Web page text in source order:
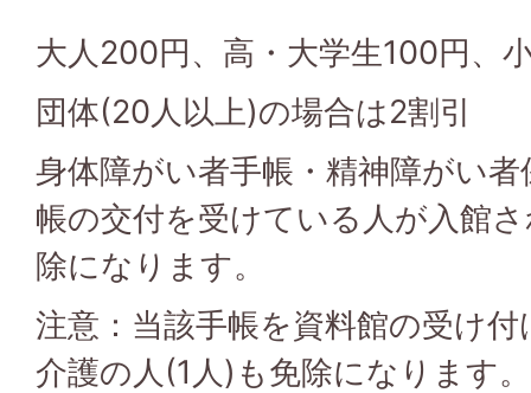
大人200円、高・大学生100円、
団体(20人以上)の場合は2割引
身体障がい者手帳・精神障がい
帳の交付を受けている人が入館
除になります。
注意：当該手帳を資料館の受け
介護の人(1人)も免除になります。